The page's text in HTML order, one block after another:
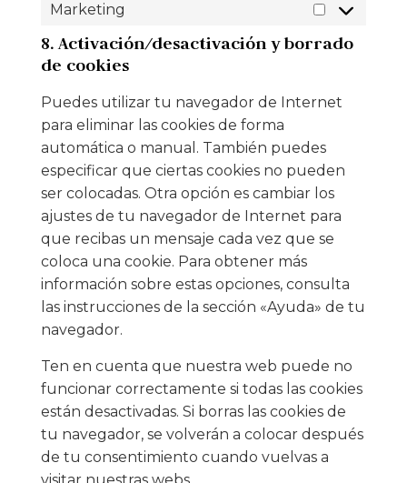
Marketing
8. Activación/desactivación y borrado
de cookies
Puedes utilizar tu navegador de Internet
para eliminar las cookies de forma
automática o manual. También puedes
especificar que ciertas cookies no pueden
ser colocadas. Otra opción es cambiar los
ajustes de tu navegador de Internet para
que recibas un mensaje cada vez que se
coloca una cookie. Para obtener más
información sobre estas opciones, consulta
las instrucciones de la sección «Ayuda» de tu
navegador.
Ten en cuenta que nuestra web puede no
funcionar correctamente si todas las cookies
están desactivadas. Si borras las cookies de
tu navegador, se volverán a colocar después
de tu consentimiento cuando vuelvas a
visitar nuestras webs.